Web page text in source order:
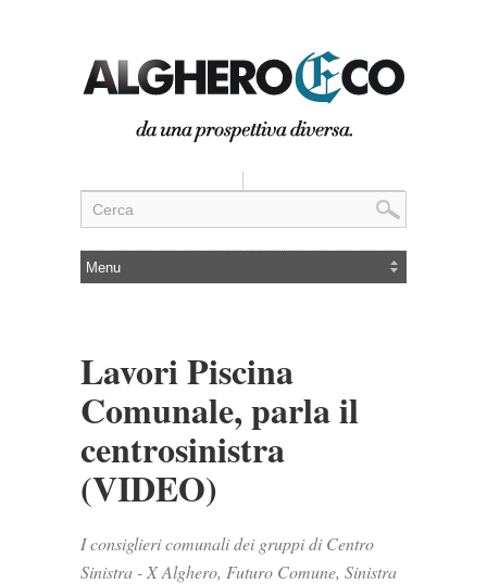
Lavori Piscina
Comunale, parla il
centrosinistra
(VIDEO)
I consiglieri comunali dei gruppi di Centro
Sinistra - X Alghero, Futuro Comune, Sinistra